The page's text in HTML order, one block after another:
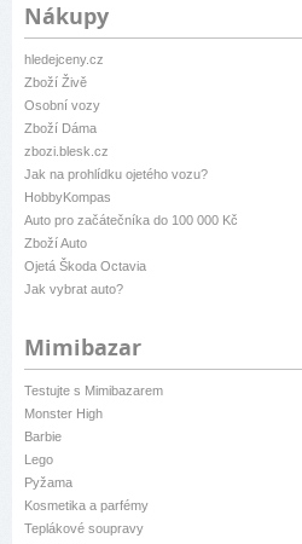
Nákupy
hledejceny.cz
Zboží Živě
Osobní vozy
Zboží Dáma
zbozi.blesk.cz
Jak na prohlídku ojetého vozu?
HobbyKompas
Auto pro začátečníka do 100 000 Kč
Zboží Auto
Ojetá Škoda Octavia
Jak vybrat auto?
Mimibazar
Testujte s Mimibazarem
Monster High
Barbie
Lego
Pyžama
Kosmetika a parfémy
Teplákové soupravy